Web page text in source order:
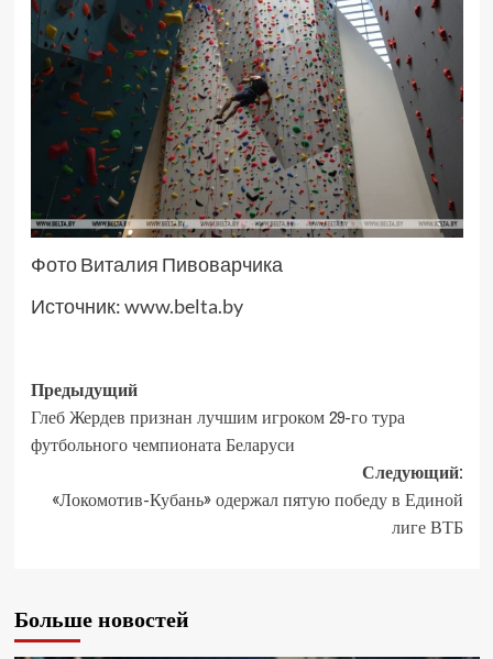
Фото Виталия Пивоварчика
Источник:www.belta.by
Предыдущий
Глеб Жердев признан лучшим игроком 29-го тура
футбольного чемпионата Беларуси
Следующий:
«Локомотив-Кубань» одержал пятую победу в Единой
лиге ВТБ
Больше новостей